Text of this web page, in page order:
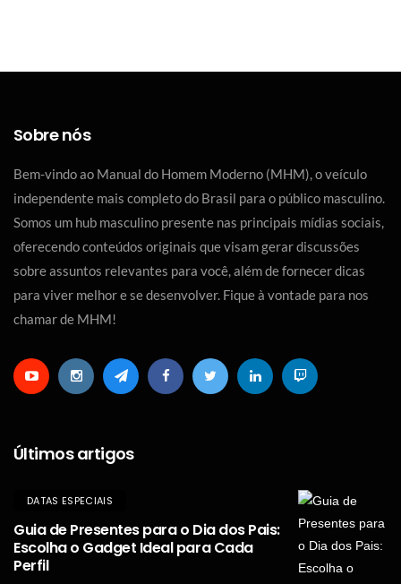
Sobre nós
Bem-vindo ao Manual do Homem Moderno (MHM), o veículo
independente mais completo do Brasil para o público masculino.
Somos um hub masculino presente nas principais mídias sociais,
oferecendo conteúdos originais que visam gerar discussões
sobre assuntos relevantes para você, além de fornecer dicas
para viver melhor e se desenvolver. Fique à vontade para nos
chamar de MHM!
Últimos artigos
DATAS ESPECIAIS
Guia de Presentes para o Dia dos Pais:
Escolha o Gadget Ideal para Cada
Perfil